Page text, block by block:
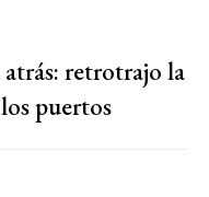
retrotrajo la
puertos